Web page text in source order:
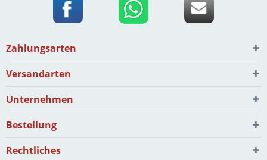
Zahlungsarten
Versandarten
Unternehmen
Bestellung
Rechtliches